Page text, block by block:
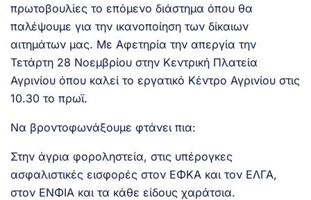
πρωτοβουλίες το επόμενο διάστημα όπου θα
παλέψουμε για την ικανοποίηση των δίκαιων
αιτημάτων μας. Με Αφετηρία την απεργία την
Τετάρτη 28 Νοεμβρίου στην Κεντρική Πλατεία
Αγρινίου όπου καλεί το εργατικό Κέντρο Αγρινίου στις
10.30 το πρωϊ.
Να βροντοφωνάξουμε φτάνει πια:
Στην άγρια φοροληστεία, στις υπέρογκες
ασφαλιστικές εισφορές στον ΕΦΚΑ και τον ΕΛΓΑ,
στον ΕΝΦΙΑ και τα κάθε είδους χαράτσια.